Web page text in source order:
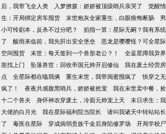
后，我带飞全人类
入梦撩拨：娇娇被顶级哨兵亲哭了 觉醒
生：开局绑定房车囤货
末世炮灰全家重生，白眼狼悔断肠
小可怜剧本，反杀不过分吧？
掐指一算：星际无嗣？我有系统
了
酸雨来临前，我先肝出安全堡垒 恶龙是嘤嘤怪？可全星
空间囤货
末世：每天签到一个兽形老公？！ 全蓝星蹲我异
崽找上门
坠落兽世：回收帝国元帅开启修仙 我在废土经营
点
全星际都在嗑我俩 重生末世，我带闺蜜囤疯了 快穿之
疯了！
夜夜共感腹黑哨兵，娇娇被抢宠 我在末世卖中餐，
十二个兽夫
身怀神农穿废土，冷面元帅宠上天 末日求生：
大佬的白月光
我在星际福利院当院长 请叫我诸天中转站站长
了
毒医在星际 穿成病弱贵族千金后身陷修罗场 开局学校